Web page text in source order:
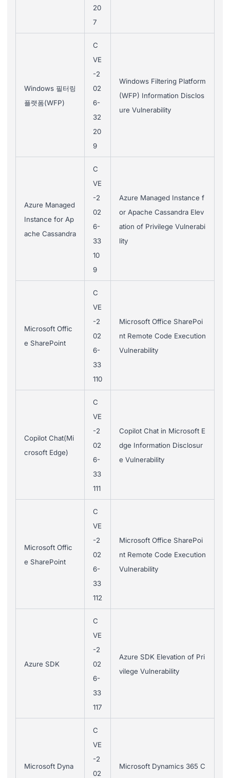
20
7
Windows 필터링
플랫폼(WFP)
C
VE
-2
02
6-
32
20
9
Windows Filtering Platform
(WFP) Information Disclos
ure Vulnerability
Azure Managed
Instance for Ap
ache Cassandra
C
VE
-2
02
6-
33
10
9
Azure Managed Instance f
or Apache Cassandra Elev
ation of Privilege Vulnerabi
lity
Microsoft Offic
e SharePoint
C
VE
-2
02
6-
33
110
Microsoft Office SharePoi
nt Remote Code Execution
Vulnerability
Copilot Chat(Mi
crosoft Edge)
C
VE
-2
02
6-
33
111
Copilot Chat in Microsoft E
dge Information Disclosur
e Vulnerability
Microsoft Offic
e SharePoint
C
VE
-2
02
6-
33
112
Microsoft Office SharePoi
nt Remote Code Execution
Vulnerability
Azure SDK
C
VE
-2
02
6-
33
117
Azure SDK Elevation of Pri
vilege Vulnerability
Microsoft Dyna
C
VE
-2
02
Microsoft Dynamics 365 C